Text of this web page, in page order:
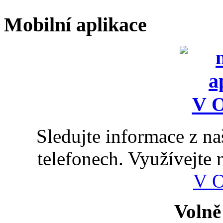
Mobilní aplikace
Sledujte informace z
telefonech. Využívejte
V